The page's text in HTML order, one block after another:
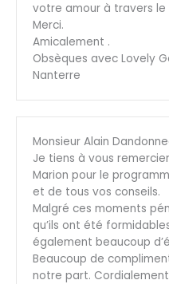
votre amour à travers le
Merci.
Amicalement .
Obsèques avec Lovely
Nanterre
Monsieur Alain
Je tiens à vous
Marion pour le
et de tous vos conseils.
Malgré ces moments
qu’ils ont été
également beaucoup
Beaucoup de
notre part. Cordialement